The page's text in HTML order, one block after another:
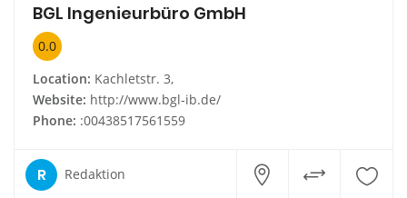
BGL Ingenieurbüro GmbH
0.0
Location: Kachletstr. 3,
Website: http://www.bgl-ib.de/
Phone: :00438517561559
R Redaktion